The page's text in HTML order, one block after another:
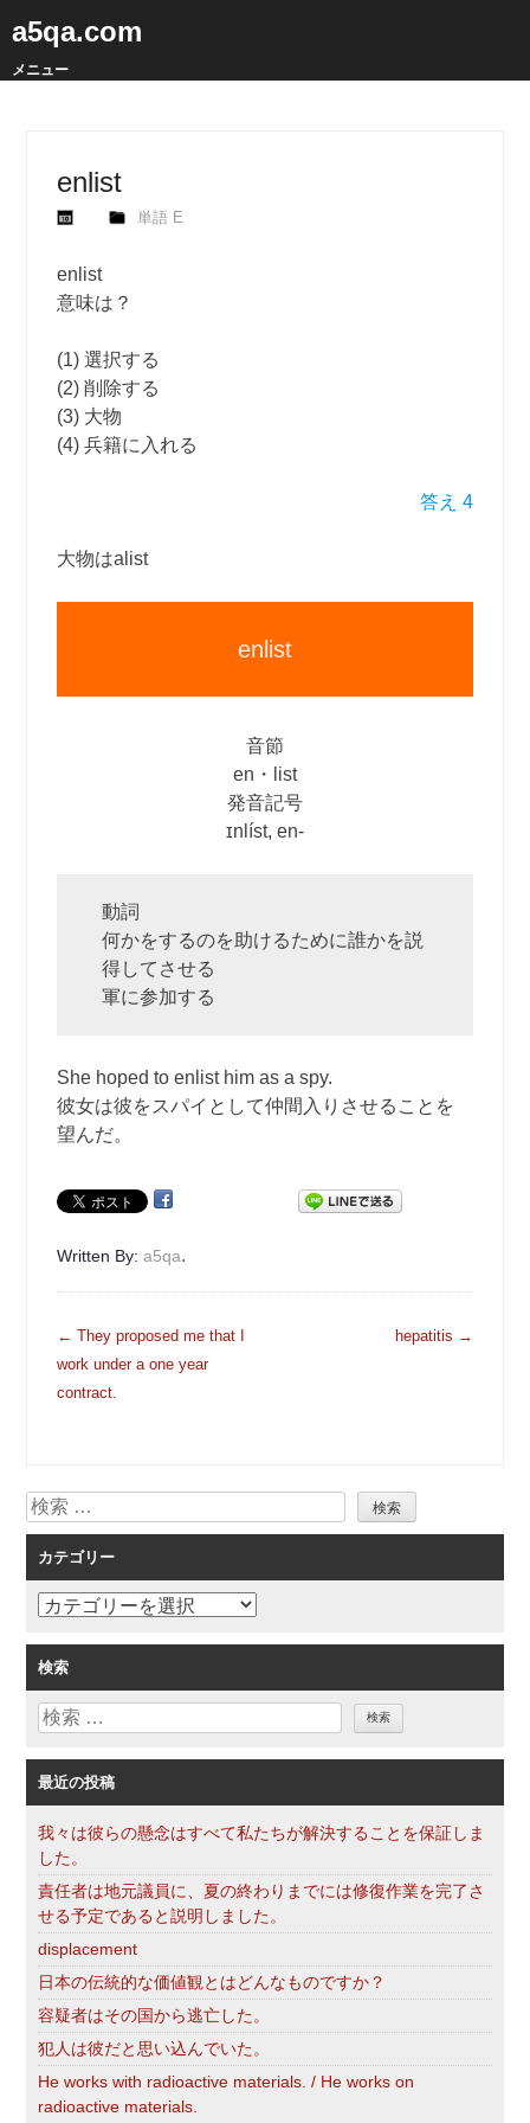
a5qa.com
メニュー
enlist
単語 E
enlist
意味は？
(1) 選択する
(2) 削除する
(3) 大物
(4) 兵籍に入れる
答え 4
大物はalist
enlist
音節
en・list
発音記号
ɪnlíst, en‐
動詞
何かをするのを助けるために誰かを説
得してさせる
軍に参加する
She hoped to enlist him as a spy.
彼女は彼をスパイとして仲間入りさせることを
望んだ。
Written By:a5qa.
投
稿
ナ
シ
ョ
ン
← They proposed me that I
work under a one year
contract.
hepatitis →
検
索
カテゴリー
カ
ゴ
リ
ー
検索
検
最近の投稿
我々は彼らの懸念はすべて私たちが解決することを保証しま
した。
責任者は地元議員に、夏の終わりまでには修復作業を完了さ
せる予定であると説明しました。
displacement
日本の伝統的な価値観とはどんなものですか？
容疑者はその国から逃亡した。
犯人は彼だと思い込んでいた。
He works with radioactive materials. / He works on
radioactive materials.